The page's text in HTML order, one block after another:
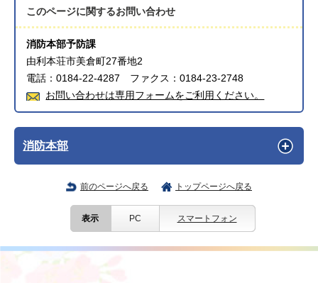
このページに関するお問い合わせ
消防本部予防課
由利本荘市美倉町27番地2
電話：0184-22-4287 ファクス：0184-23-2748
お問い合わせは専用フォームをご利用ください。
消防本部
前のページへ戻る トップページへ戻る
表示 PC スマートフォン